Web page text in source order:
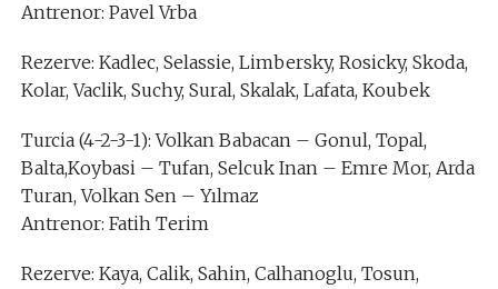
Antrenor: Pavel Vrba
Rezerve: Kadlec, Selassie, Limbersky, Rosicky, Skoda,
Kolar, Vaclik, Suchy, Sural, Skalak, Lafata, Koubek
Turcia (4-2-3-1): Volkan Babacan – Gonul, Topal,
Balta,Koybasi – Tufan, Selcuk Inan – Emre Mor, Arda
Turan, Volkan Sen – Yılmaz
Antrenor: Fatih Terim
Rezerve: Kaya, Calik, Sahin, Calhanoglu, Tosun,